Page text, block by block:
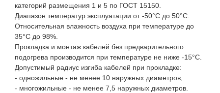
категорий размещения 1 и 5 по ГОСТ 15150.
Диапазон температур эксплуатации от -50°С до 50°С.
Относительная влажность воздуха при температуре до
35°С до 98%.
Прокладка и монтаж кабелей без предварительного
подогрева производится при температуре не ниже -15°С.
Допустимый радиус изгиба кабелей при прокладке:
- одножильные - не менее 10 наружных диаметров;
- многожильные - не менее 7,5 наружных диаметров.